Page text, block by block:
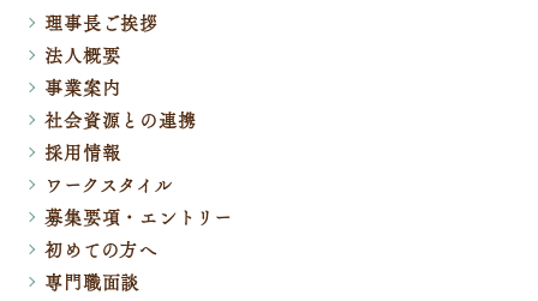
理事長ご挨拶
法人概要
事業案内
社会資源との連携
採用情報
ワークスタイル
募集要項・エントリー
初めての方へ
専門職面談